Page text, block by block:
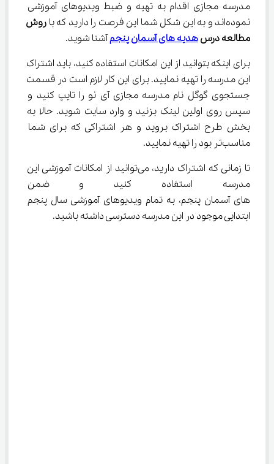
مدرسه مجازی اقدام به تهیه و ضبط ویدیوهای آموزشی
نموده‌اند و به این شکل شما این فرصت را دارید که با
روش
مطالعه درس هدیه ‌های آسمان پنجم
آشنا شوید.
برای اینکه بتوانید از این امکانات استفاده کنید، باید اشتراک
این مدرسه را تهیه نمایید. برای این کار لازم است در قسمت
جستجوی گوگل نام مدرسه مجازی آی نو را تایپ کنید و
سپس روی اولین لینک بزنید و وارد سایت شوید. حالا به
بخش طرح اشتراک بروید و هر اشتراکی که برای شما
مناسب‌تر بود را تهیه نمایید.
تا زمانی که اشتراک دارید، می‌توانید از امکانات آموزشی این
مدرسه استفاده کنید و ضمن
‌های آسمان پنجم، به تمام ویدیوهای آموزشی سال پنجم
ابتدایی موجود در این مدرسه دسترسی داشته باشید.